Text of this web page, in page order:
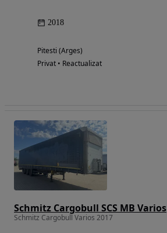
2018
Pitesti (Arges)
Privat • Reactualizat
Schmitz Cargobull SCS MB Varios
Schmitz Cargobull Varios 2017